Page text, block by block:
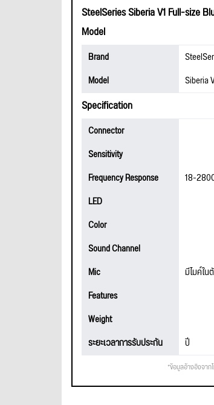
SteelSeries Siberia V1 Full-size
Model
Brand
Model
Siberia
Specification
Connector
Sensitivity
Frequency Response
18-
LED
Color
Sound Channel
Mic
มีไมค์ใน
Features
Weight
ระยะเวลาการรับประกัน
ปี
*ข้อมูลอ้างอิงจาก